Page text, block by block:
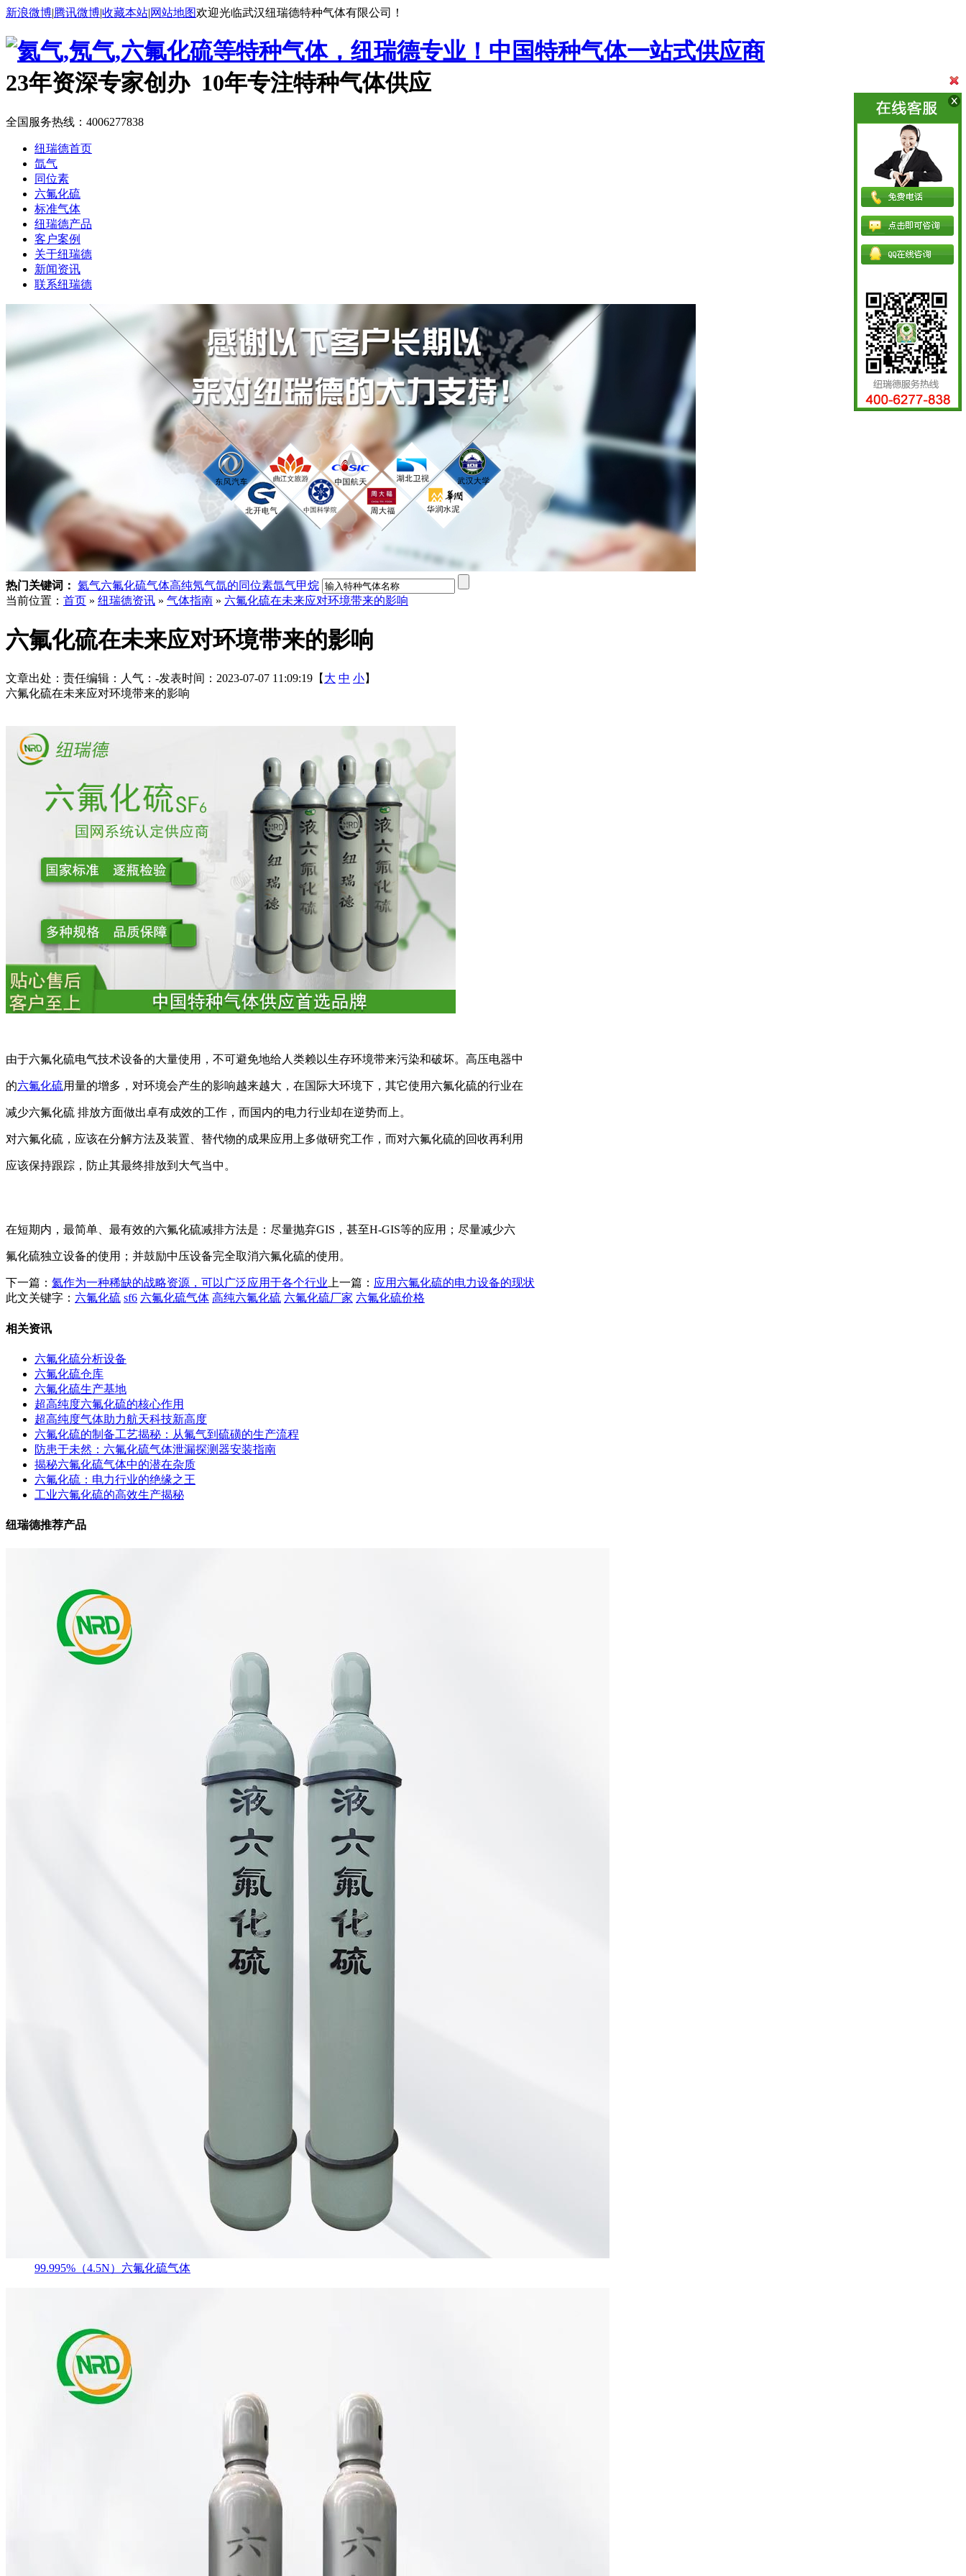
新浪微博|腾讯微博|收藏本站|网站地图欢迎光临武汉纽瑞德特种气体有限公司！
中国特种气体一站式供应商
23年资深专家创办 10年专注特种气体供应
全国服务热线： 4006277838
纽瑞德首页
氙气
同位素
六氟化硫
标准气体
纽瑞德产品
客户案例
关于纽瑞德
新闻资讯
联系纽瑞德
热门关键词： 氦气六氟化硫气体高纯氖气氙的同位素氙气甲烷
当前位置： 首页 » 纽瑞德资讯 » 气体指南 » 六氟化硫在未来应对环境带来的影响
六氟化硫在未来应对环境带来的影响
文章出处： 责任编辑： 人气： -发表时间：2023-07-07 11:09:19【 大 中 小】
六氟化硫在未来应对环境带来的影响
由于六氟化硫电气技术设备的大量使用，不可避免地给人类赖以生存环境带来污染和破坏。高压电器中
的六氟化硫用量的增多，对环境会产生的影响越来越大，在国际大环境下，其它使用六氟化硫的行业在
减少六氟化硫 排放方面做出卓有成效的工作，而国内的电力行业却在逆势而上。
对六氟化硫，应该在分解方法及装置、替代物的成果应用上多做研究工作，而对六氟化硫的回收再利用
应该保持跟踪，防止其最终排放到大气当中。
在短期内，最简单、最有效的六氟化硫减排方法是：尽量抛弃GIS，甚至H-GIS等的应用；尽量减少六
氟化硫独立设备的使用；并鼓励中压设备完全取消六氟化硫的使用。
下一篇： 氦作为一种稀缺的战略资源，可以广泛应用于各个行业 上一篇： 应用六氟化硫的电力设备的现状
此文关键字： 六氟化硫 sf6 六氟化硫气体 高纯六氟化硫 六氟化硫厂家 六氟化硫价格
相关资讯
六氟化硫分析设备
六氟化硫仓库
六氟化硫生产基地
超高纯度六氟化硫的核心作用
超高纯度气体助力航天科技新高度
六氟化硫的制备工艺揭秘：从氟气到硫磺的生产流程
防患于未然：六氟化硫气体泄漏探测器安装指南
揭秘六氟化硫气体中的潜在杂质
六氟化硫：电力行业的绝缘之王
工业六氟化硫的高效生产揭秘
纽瑞德推荐产品
99.995%（4.5N）六氟化硫气体